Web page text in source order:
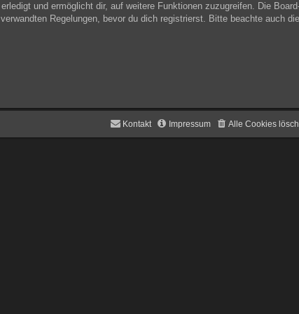
und ermöglicht dir, auf weitere Funktionen zuzugreifen. Die
Regelungen, bevor du dich registrierst. Bitte beachte auch
Alle Cookies
Impressum
Kontakt